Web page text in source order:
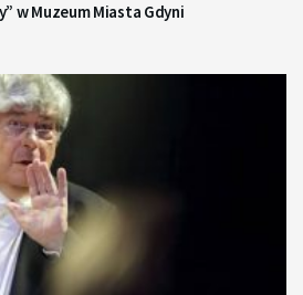
w Muzeum Miasta Gdyni